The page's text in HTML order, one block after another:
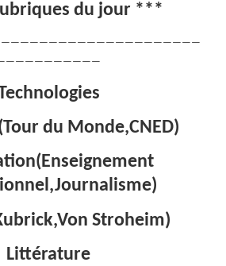
du jour ***
du Monde,CNED)
Stroheim)
Littérature